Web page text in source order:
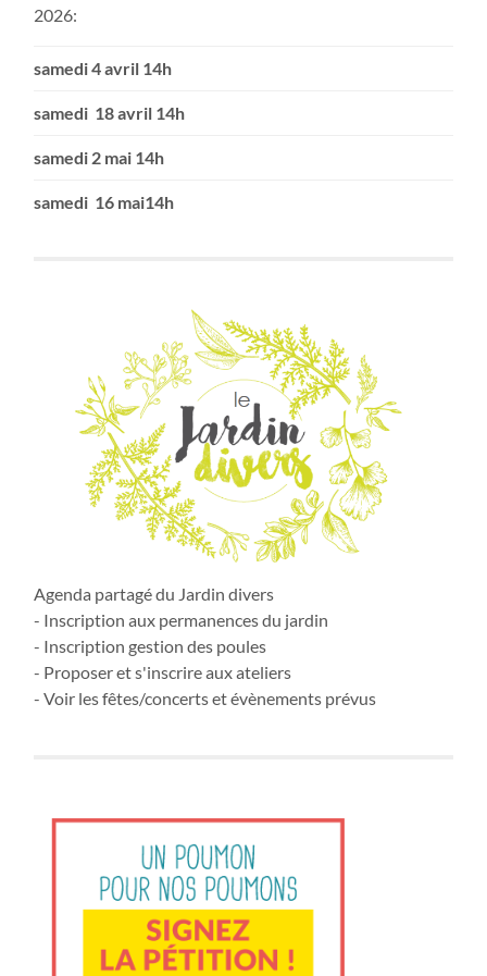
2026:
samedi 4 avril 14h
samedi 18 avril 14h
samedi 2 mai 14h
samedi 16 mai14h
Agenda partagé du Jardin divers
- Inscription aux permanences du jardin
- Inscription gestion des poules
- Proposer et s'inscrire aux ateliers
- Voir les fêtes/concerts et évènements prévus